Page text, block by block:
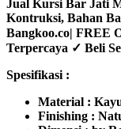
Jual Kursi Bar Jati
Kontruksi, Bahan
Bangkoo.co| FREE
Terpercaya ✓ Beli
Spesifikasi :
Material :
Finishing :